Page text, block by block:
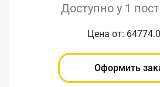
Доступно у 1
Цена от:
Оформить